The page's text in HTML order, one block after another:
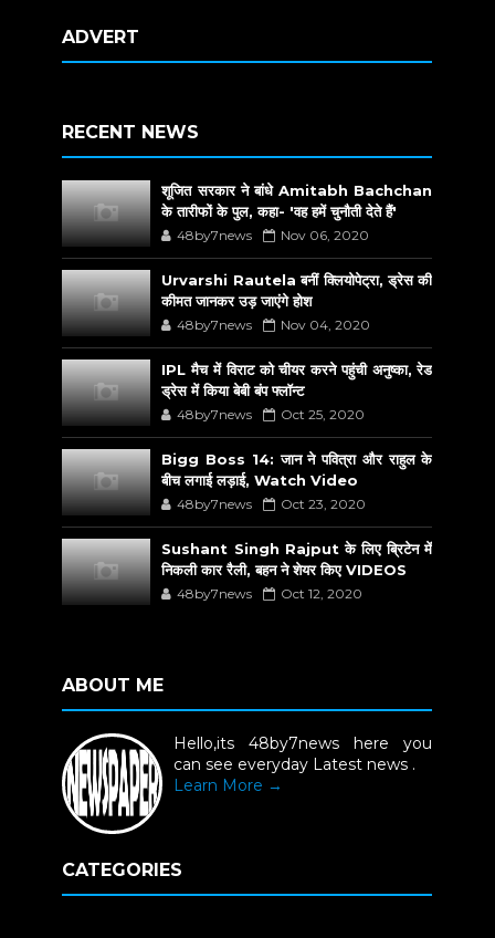
ADVERT
RECENT NEWS
शूजित सरकार ने बांधे Amitabh Bachchan
के तारीफों के पुल, कहा- 'वह हमें चुनौती देते हैं'
48by7news Nov 06, 2020
Urvarshi Rautela बनीं क्लियोपेट्रा, ड्रेस की
कीमत जानकर उड़ जाएंगे होश
48by7news Nov 04, 2020
IPL मैच में विराट को चीयर करने पहुंची अनुष्का, रेड
ड्रेस में किया बेबी बंप फ्लॉन्ट
48by7news Oct 25, 2020
Bigg Boss 14: जान ने पवित्रा और राहुल के
बीच लगाई लड़ाई, Watch Video
48by7news Oct 23, 2020
Sushant Singh Rajput के लिए ब्रिटेन में
निकली कार रैली, बहन ने शेयर किए VIDEOS
48by7news Oct 12, 2020
ABOUT ME
Hello,its 48by7news here you
can see everyday Latest news .
Learn More →
CATEGORIES